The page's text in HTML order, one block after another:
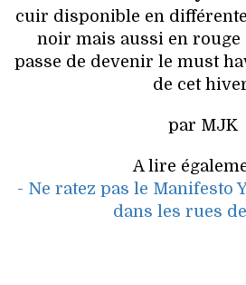
DÉCO
VOYAGES &
cuir disponible en
noir mais aussi en rouge
passe de devenir le must
de cet
par MJK
A lire
- Ne ratez pas le Manifesto
dans les rues